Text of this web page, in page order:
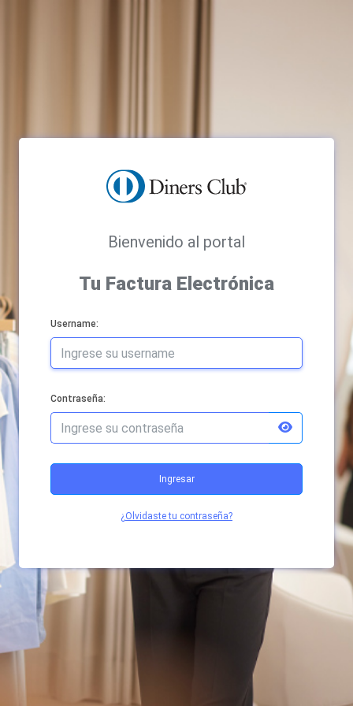
Bienvenido al portal
Tu Factura Electrónica
Username:
Contraseña:
Ingresar
¿Olvidaste tu contraseña?